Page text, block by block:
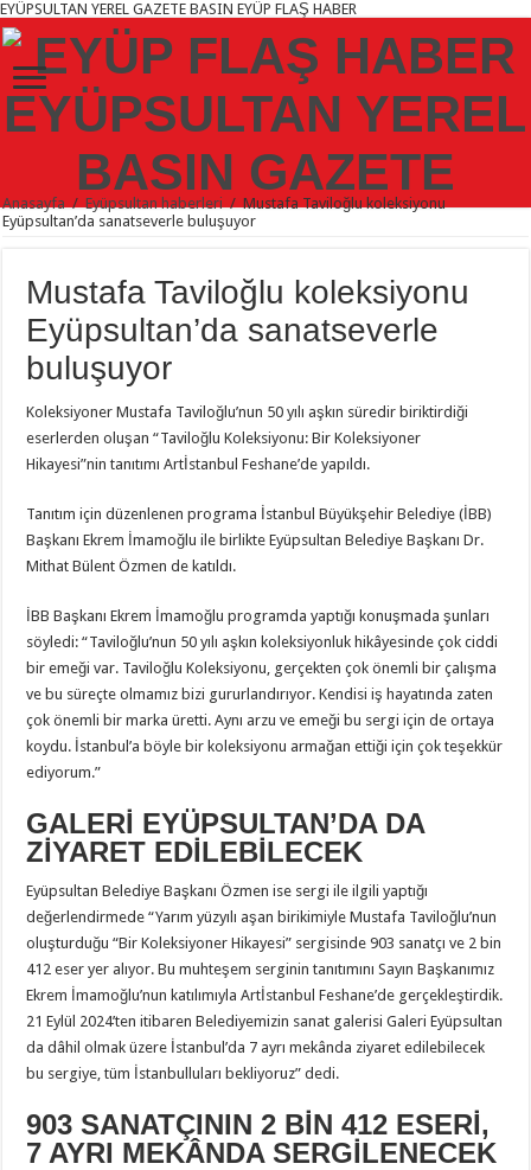
EYÜPSULTAN YEREL GAZETE BASIN EYÜP FLAŞ HABER
Anasayfa / Eyüpsultan haberleri / Mustafa Taviloğlu koleksiyonu
Eyüpsultan’da sanatseverle buluşuyor
Mustafa Taviloğlu koleksiyonu
Eyüpsultan’da sanatseverle
buluşuyor
Koleksiyoner Mustafa Taviloğlu’nun 50 yılı aşkın süredir biriktirdiği
eserlerden oluşan “Taviloğlu Koleksiyonu: Bir Koleksiyoner
Hikayesi”nin tanıtımı Artİstanbul Feshane’de yapıldı.
Tanıtım için düzenlenen programa İstanbul Büyükşehir Belediye (İBB)
Başkanı Ekrem İmamoğlu ile birlikte Eyüpsultan Belediye Başkanı Dr.
Mithat Bülent Özmen de katıldı.
İBB Başkanı Ekrem İmamoğlu programda yaptığı konuşmada şunları
söyledi: “Taviloğlu’nun 50 yılı aşkın koleksiyonluk hikâyesinde çok ciddi
bir emeği var. Taviloğlu Koleksiyonu, gerçekten çok önemli bir çalışma
ve bu süreçte olmamız bizi gururlandırıyor. Kendisi iş hayatında zaten
çok önemli bir marka üretti. Aynı arzu ve emeği bu sergi için de ortaya
koydu. İstanbul’a böyle bir koleksiyonu armağan ettiği için çok teşekkür
ediyorum.”
GALERİ EYÜPSULTAN’DA DA
ZİYARET EDİLEBİLECEK
Eyüpsultan Belediye Başkanı Özmen ise sergi ile ilgili yaptığı
değerlendirmede “Yarım yüzyılı aşan birikimiyle Mustafa Taviloğlu’nun
oluşturduğu “Bir Koleksiyoner Hikayesi” sergisinde 903 sanatçı ve 2 bin
412 eser yer alıyor. Bu muhteşem serginin tanıtımını Sayın Başkanımız
Ekrem İmamoğlu’nun katılımıyla Artİstanbul Feshane’de gerçekleştirdik.
21 Eylül 2024’ten itibaren Belediyemizin sanat galerisi Galeri Eyüpsultan
da dâhil olmak üzere İstanbul’da 7 ayrı mekânda ziyaret edilebilecek
bu sergiye, tüm İstanbulluları bekliyoruz” dedi.
903 SANATÇININ 2 BİN 412 ESERİ,
7 AYRI MEKÂNDA SERGİLENECEK